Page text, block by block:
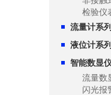
检验仪
流量计系列
液位计系列
智能数显
流量数
闪光报